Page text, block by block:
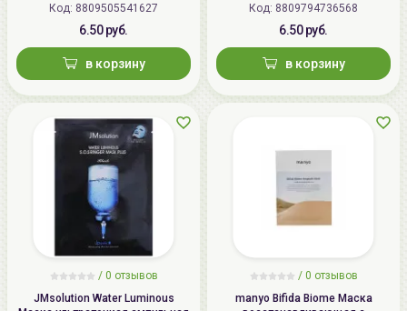
Код: 8809505541627
6.50 руб.
в корзину
Код: 8809794736568
6.50 руб.
в корзину
/ 0 отзывов
JMsolution Water Luminous
/ 0 отзывов
manyo Bifida Biome Маска